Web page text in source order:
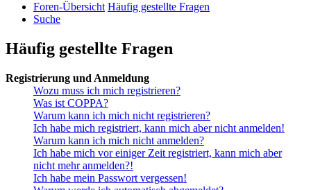
Foren-Übersicht Häufig gestellte Fragen
Suche
Häufig gestellte Fragen
Registrierung und Anmeldung
Wozu muss ich mich registrieren?
Was ist COPPA?
Warum kann ich mich nicht registrieren?
Ich habe mich registriert, kann mich aber nicht anmelden!
Warum kann ich mich nicht anmelden?
Ich habe mich vor einiger Zeit registriert, kann mich aber
nicht mehr anmelden?!
Ich habe mein Passwort vergessen!